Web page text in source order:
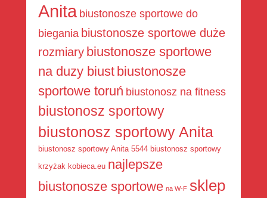
Anita biustonosze sportowe do
biegania biustonosze sportowe duże
rozmiary biustonosze sportowe
na duzy biust biustonosze
sportowe toruń biustonosz na fitness
biustonosz sportowy
biustonosz sportowy Anita
biustonosz sportowy Anita 5544 biustonosz sportowy
krzyżak kobieca.eu najlepsze
biustonosze sportowe na W-F sklep